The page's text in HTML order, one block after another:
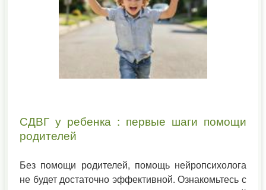
СДВГ у ребенка : первые шаги помощи
родителей
Без помощи родителей, помощь нейропсихолога
не будет достаточно эффективной. Ознакомьтесь с